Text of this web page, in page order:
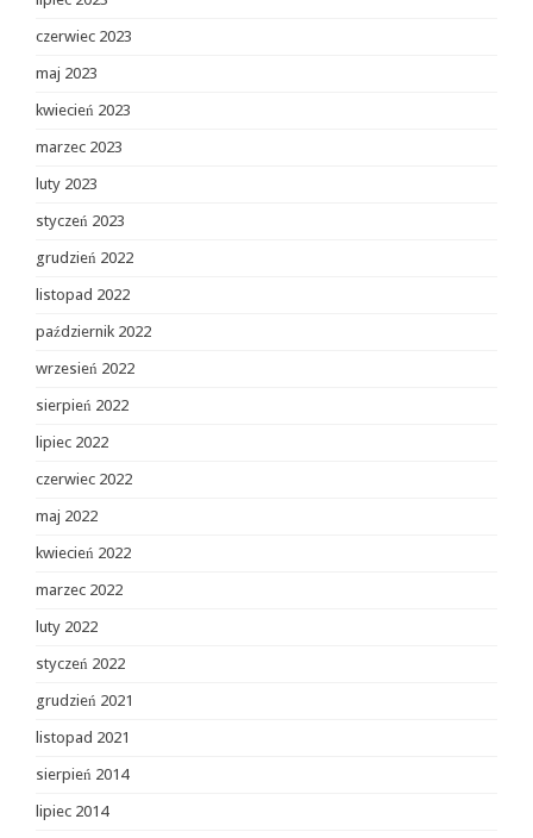
czerwiec 2023
maj 2023
kwiecień 2023
marzec 2023
luty 2023
styczeń 2023
grudzień 2022
listopad 2022
październik 2022
wrzesień 2022
sierpień 2022
lipiec 2022
czerwiec 2022
maj 2022
kwiecień 2022
marzec 2022
luty 2022
styczeń 2022
grudzień 2021
listopad 2021
sierpień 2014
lipiec 2014